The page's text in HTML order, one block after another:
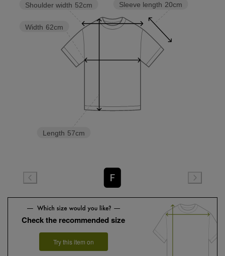
Sleeve length 20cm
Length 57cm
Width 62cm
Shoulder width 52cm
F
Check the recommended size
Try this item on